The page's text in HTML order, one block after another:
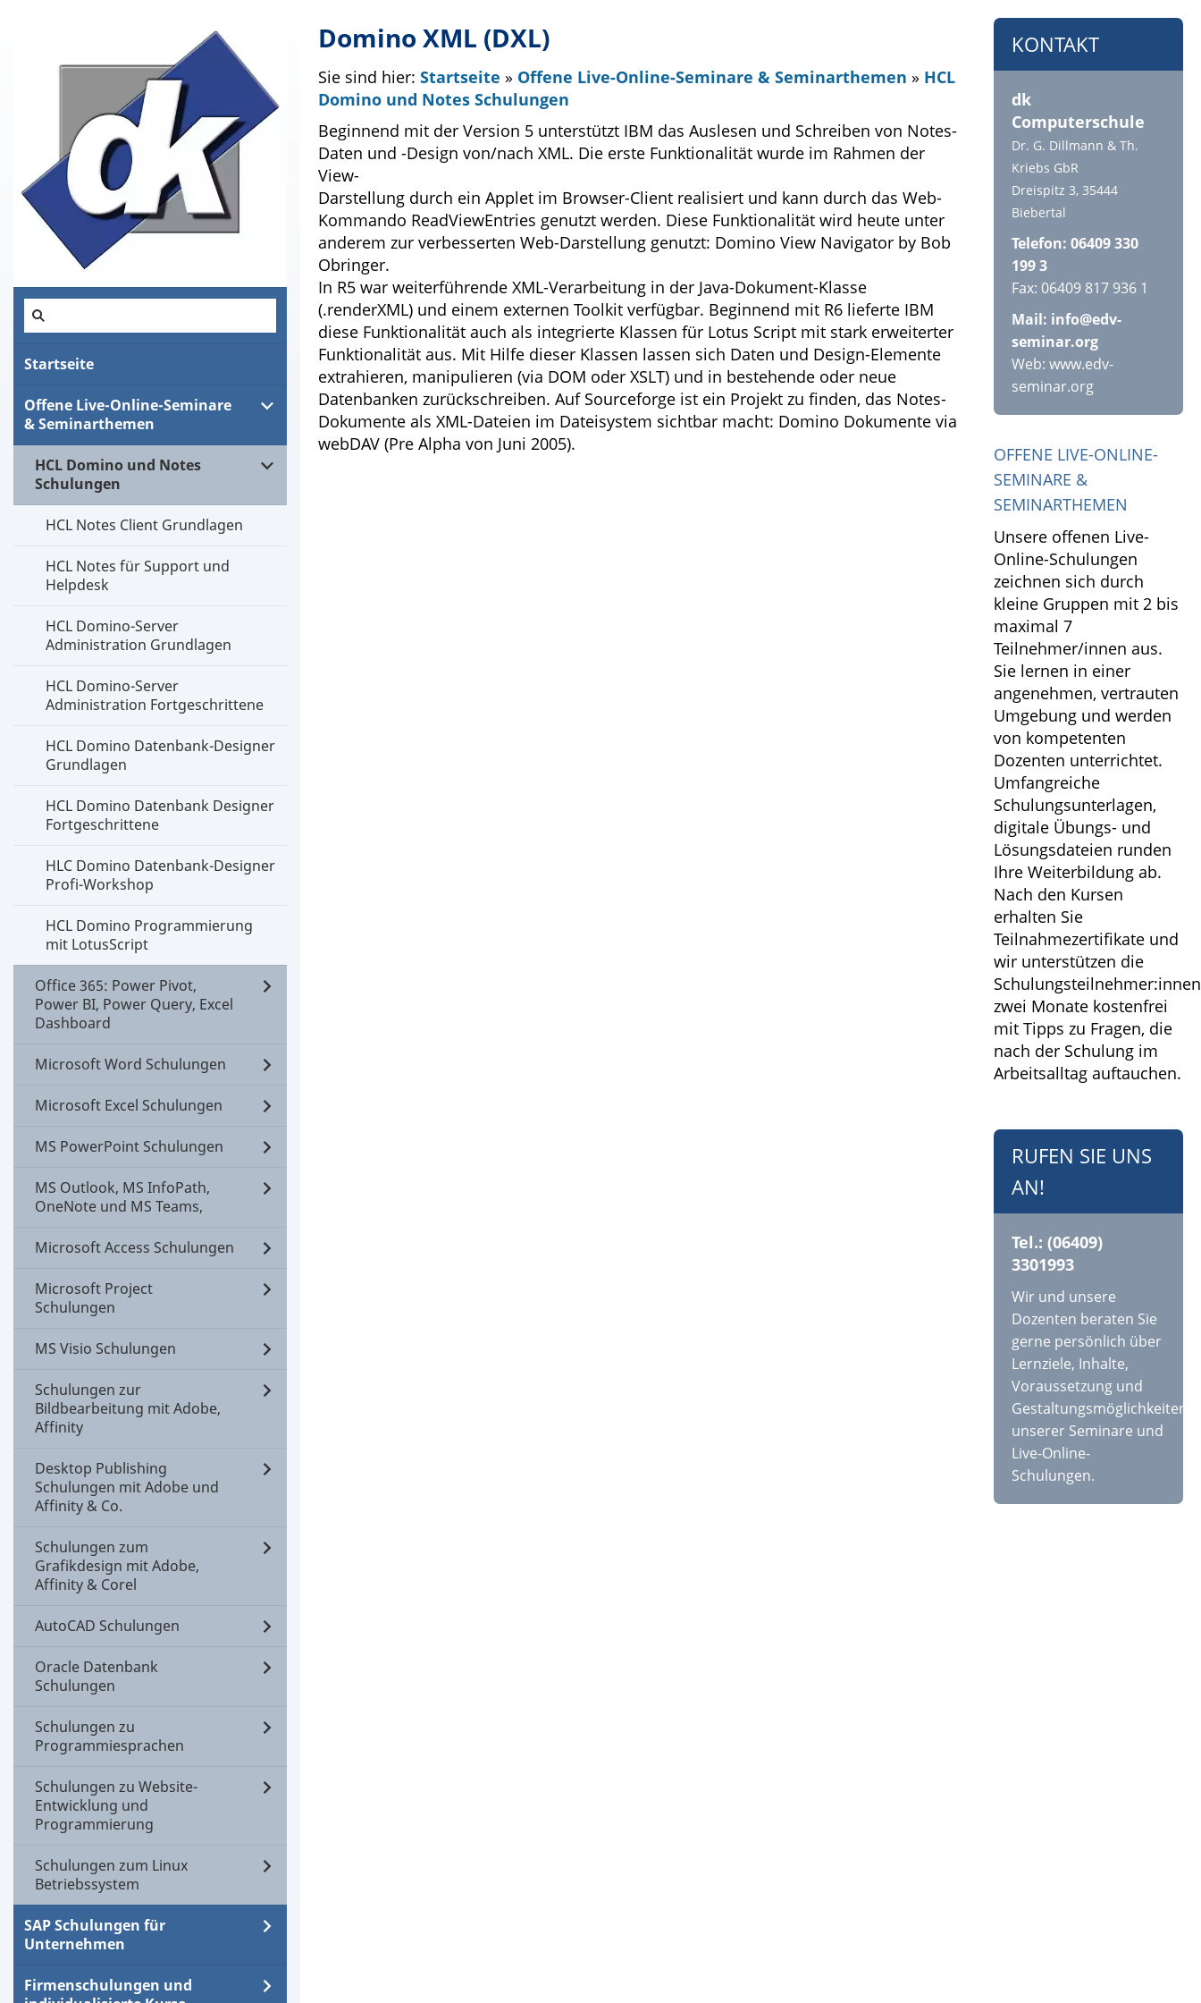
Startseite
Offene Live-Online-Seminare
& Seminarthemen
HCL Domino und Notes
Schulungen
HCL Notes Client Grundlagen
HCL Notes für Support und
Helpdesk
HCL Domino-Server
Administration Grundlagen
HCL Domino-Server
Administration Fortgeschrittene
HCL Domino Datenbank-Designer
Grundlagen
HCL Domino Datenbank Designer
Fortgeschrittene
HLC Domino Datenbank-Designer
Profi-Workshop
HCL Domino Programmierung
mit LotusScript
Office 365: Power Pivot,
Power BI, Power Query, Excel
Dashboard
Microsoft Word Schulungen
Microsoft Excel Schulungen
MS PowerPoint Schulungen
MS Outlook, MS InfoPath,
OneNote und MS Teams,
Microsoft Access Schulungen
Microsoft Project
Schulungen
MS Visio Schulungen
Schulungen zur
Bildbearbeitung mit Adobe,
Affinity
Desktop Publishing
Schulungen mit Adobe und
Affinity & Co.
Schulungen zum
Grafikdesign mit Adobe,
Affinity & Corel
AutoCAD Schulungen
Oracle Datenbank
Schulungen
Schulungen zu
Programmiesprachen
Schulungen zu Website-
Entwicklung und
Programmierung
Schulungen zum Linux
Betriebssystem
SAP Schulungen für
Unternehmen
Firmenschulungen und
Domino XML (DXL)
Sie sind hier: Startseite » Offene Live-Online-Seminare & Seminarthemen » HCL
Domino und Notes Schulungen
Beginnend mit der Version 5 unterstützt IBM das Auslesen und Schreiben von Notes-
Daten und -Design von/nach XML. Die erste Funktionalität wurde im Rahmen der
View-
Darstellung durch ein Applet im Browser-Client realisiert und kann durch das Web-
Kommando ReadViewEntries genutzt werden. Diese Funktionalität wird heute unter
anderem zur verbesserten Web-Darstellung genutzt: Domino View Navigator by Bob
Obringer.
In R5 war weiterführende XML-Verarbeitung in der Java-Dokument-Klasse
(.renderXML) und einem externen Toolkit verfügbar. Beginnend mit R6 lieferte IBM
diese Funktionalität auch als integrierte Klassen für Lotus Script mit stark erweiterter
Funktionalität aus. Mit Hilfe dieser Klassen lassen sich Daten und Design-Elemente
extrahieren, manipulieren (via DOM oder XSLT) und in bestehende oder neue
Datenbanken zurückschreiben. Auf Sourceforge ist ein Projekt zu finden, das Notes-
Dokumente als XML-Dateien im Dateisystem sichtbar macht: Domino Dokumente via
webDAV (Pre Alpha von Juni 2005).
KONTAKT
dk
Computerschule
Dr. G. Dillmann & Th.
Kriebs GbR
Dreispitz 3, 35444
Biebertal
Telefon: 06409 330
199 3
Fax: 06409 817 936 1
Mail: info@edv-
seminar.org
Web: www.edv-
seminar.org
OFFENE LIVE-ONLINE-
SEMINARE &
SEMINARTHEMEN
Unsere offenen Live-
Online-Schulungen
zeichnen sich durch
kleine Gruppen mit 2 bis
maximal 7
Teilnehmer/innen aus.
Sie lernen in einer
angenehmen, vertrauten
Umgebung und werden
von kompetenten
Dozenten unterrichtet.
Umfangreiche
Schulungsunterlagen,
digitale Übungs- und
Lösungsdateien runden
Ihre Weiterbildung ab.
Nach den Kursen
erhalten Sie
Teilnahmezertifikate und
wir unterstützen die
Schulungsteilnehmer:innen
zwei Monate kostenfrei
mit Tipps zu Fragen, die
nach der Schulung im
Arbeitsalltag auftauchen.
RUFEN SIE UNS
AN!
Tel.: (06409)
3301993
Wir und unsere
Dozenten beraten Sie
gerne persönlich über
Lernziele, Inhalte,
Voraussetzung und
Gestaltungsmöglichkeiten
unserer Seminare und
Live-Online-
Schulungen.